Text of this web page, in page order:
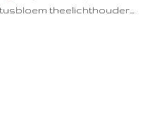
theelichthouder…